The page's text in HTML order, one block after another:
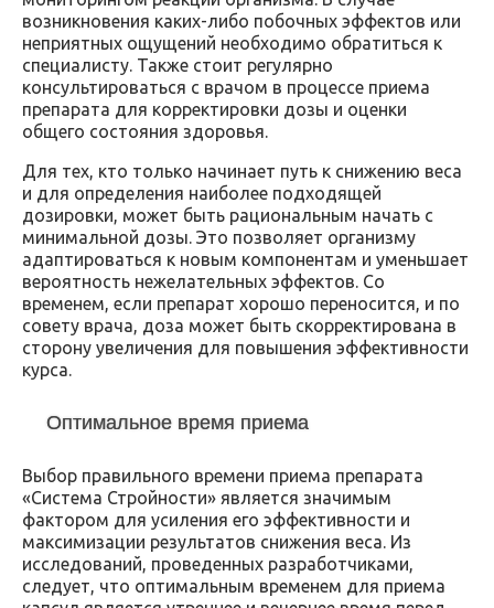
возникновения каких-либо побочных эффектов или
неприятных ощущений необходимо обратиться к
специалисту. Также стоит регулярно
консультироваться с врачом в процессе приема
препарата для корректировки дозы и оценки
общего состояния здоровья.
Для тех, кто только начинает путь к снижению веса
и для определения наиболее подходящей
дозировки, может быть рациональным начать с
минимальной дозы. Это позволяет организму
адаптироваться к новым компонентам и уменьшает
вероятность нежелательных эффектов. Со
временем, если препарат хорошо переносится, и по
совету врача, доза может быть скорректирована в
сторону увеличения для повышения эффективности
курса.
Оптимальное время приема
Выбор правильного времени приема препарата
«Система Стройности» является значимым
фактором для усиления его эффективности и
максимизации результатов снижения веса. Из
исследований, проведенных разработчиками,
следует, что оптимальным временем для приема